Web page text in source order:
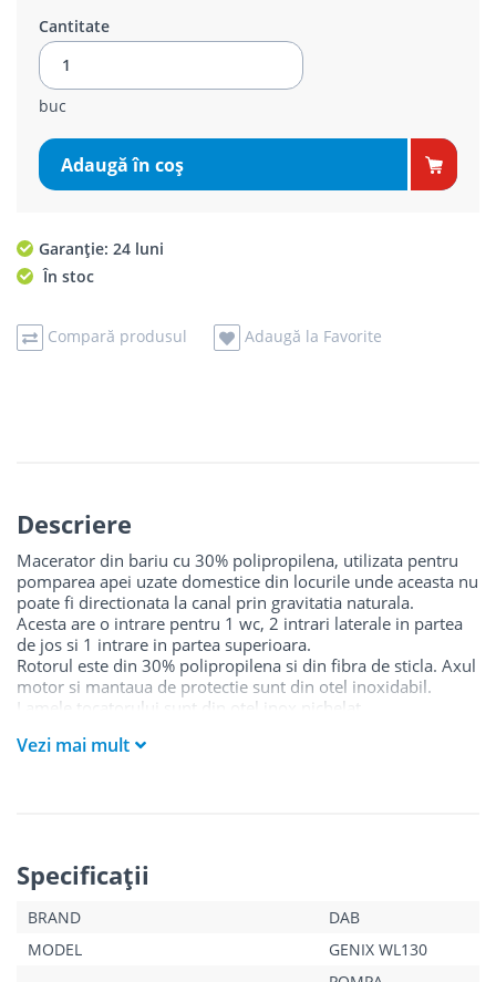
Cantitate
buc
Adaugă în coş
Garanție: 24 luni
În stoc
Compară produsul Adaugă la Favorite
Descriere
Macerator din bariu cu 30% polipropilena, utilizata pentru
pomparea apei uzate domestice din locurile unde aceasta nu
poate fi directionata la canal prin gravitatia naturala.
Acesta are o intrare pentru 1 wc, 2 intrari laterale in partea
de jos si 1 intrare in partea superioara.
Rotorul este din 30% polipropilena si din fibra de sticla. Axul
motor si mantaua de protectie sunt din otel inoxidabil.
Lamele tocatorului sunt din otel inox nichelat.
de viata aproximativ 1 an), iar un altul de rezerva este inclus
Vezi mai mult
Specificaţii
BRAND
DAB
MODEL
GENIX WL130